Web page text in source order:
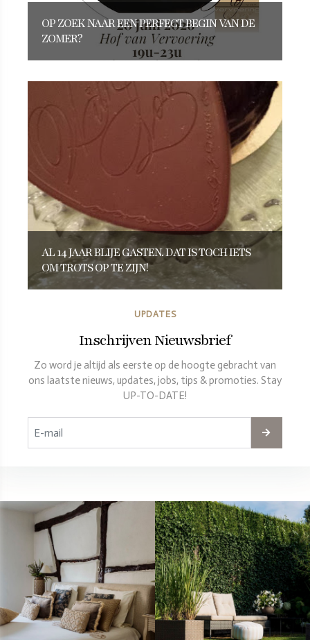
OP ZOEK NAAR EEN PERFECT BEGIN VAN DE
ZOMER?
AL 14 JAAR BLIJE GASTEN. DAT IS TOCH IETS
OM TROTS OP TE ZIJN!
UPDATES
Inschrijven Nieuwsbrief
Zo word je altijd als eerste op de hoogte gebracht van
ons laatste nieuws, updates, jobs, tips & promoties. Stay
UP-TO-DATE!